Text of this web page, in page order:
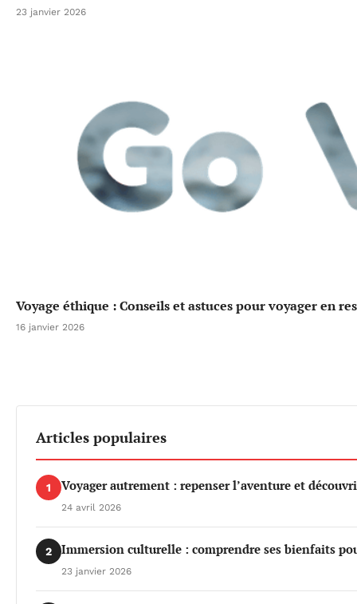
23 janvier 2026
Voyage éthique : Conseils et astuces pour voyager en
16 janvier 2026
Articles populaires
1 Voyager autrement : repenser l’aventure et
24 avril 2026
2 Immersion culturelle : comprendre ses bienfaits
23 janvier 2026